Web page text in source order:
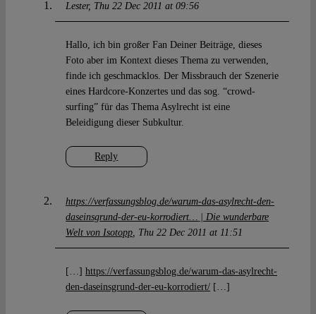
Lester Thu 22 Dec 2011 at 09:56
Reply
Hallo, ich bin großer Fan Deiner Beiträge, dieses
Foto aber im Kontext dieses Thema zu verwenden,
finde ich geschmacklos. Der Missbrauch der Szenerie
eines Hardcore-Konzertes und das sog. “crowd-
surfing” für das Thema Asylrecht ist eine
Beleidigung dieser Subkultur.
https://verfassungsblog.de/warum-das-asylrecht-den-
daseinsgrund-der-eu-korrodiert… | Die wunderbare
Welt von Isotopp
Thu 22 Dec 2011 at 11:51
[…] https://verfassungsblog.de/warum-das-asylrecht-
den-daseinsgrund-der-eu-korrodiert/[…]